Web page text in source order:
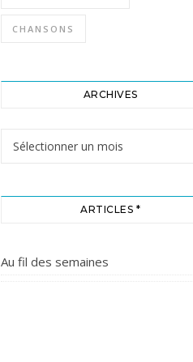
CHANSONS
ARCHIVES
ARTICLES *
Au fil des semaines